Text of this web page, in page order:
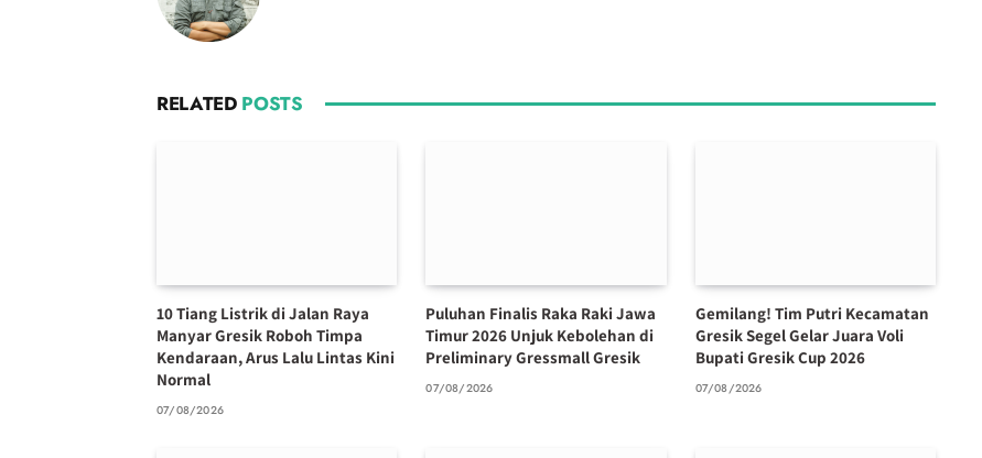
RELATED POSTS
10 Tiang Listrik di Jalan Raya
Manyar Gresik Roboh Timpa
Kendaraan, Arus Lalu Lintas Kini
Normal
07/08/2026
Puluhan Finalis Raka Raki Jawa
Timur 2026 Unjuk Kebolehan di
Preliminary Gressmall Gresik
07/08/2026
Gemilang! Tim Putri Kecamatan
Gresik Segel Gelar Juara Voli
Bupati Gresik Cup 2026
07/08/2026